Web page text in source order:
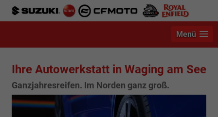
Menü
Ihre Autowerkstatt in Waging am See
Ganzjahresreifen. Im Norden ganz groß.